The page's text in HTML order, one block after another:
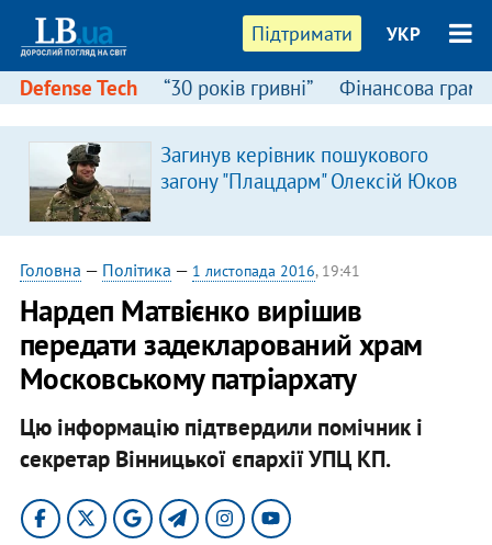
Підтримати УКР
Defense Tech “30 років гривні” Фінансова
Загинув керівник пошукового
загону "Плацдарм" Олексій Юков
Головна — Політика — 1 листопада 2016, 19:41
Нардеп Матвієнко вирішив
передати задекларований храм
Московському патріархату
Цю інформацію підтвердили помічник і
секретар Вінницької єпархії УПЦ КП.